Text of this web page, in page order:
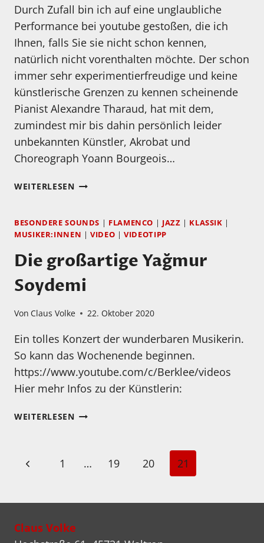
Durch Zufall bin ich auf eine unglaubliche
Performance bei youtube gestoßen, die ich
Ihnen, falls Sie sie nicht schon kennen,
natürlich nicht vorenthalten möchte. Der schon
immer sehr experimentierfreudige und keine
künstlerische Grenzen zu kennen scheinende
Pianist Alexandre Tharaud, hat mit dem,
zumindest mir bis dahin persönlich leider
unbekannten Künstler, Akrobat und
Choreograph Yoann Bourgeois…
WEITERLESENTHARAUD,
DIE
HOHE
KUNST
DES
LANGSAM-
EXPLOSIVEN
BESONDERE SOUNDS FLAMENCO JAZZ KLASSIK
MUSIKER:INNEN |VIDEO |VIDEOTIPP
Die großartige Yağmur
Soydemi
Von Claus Volke 22. Oktober 2020
Ein tolles Konzert der wunderbaren Musikerin.
So kann das Wochenende beginnen.
https://www.youtube.com/c/Berklee/videos
Hier mehr Infos zu der Künstlerin:
WEITERLESENDIE
Seitennavigation
Vorherige
1 … 19 20 21
Claus Volke